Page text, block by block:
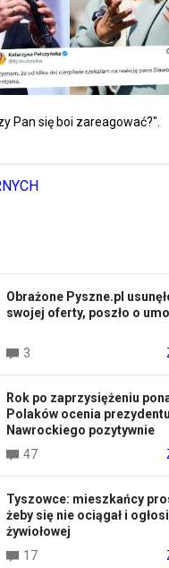
Pan się boi zareagować?".
Obrażone Pyszne.pl
swojej oferty, poszło o
3
Rok po zaprzysiężeniu
Polaków ocenia
Nawrockiego pozytywnie
47
Tyszowce: mieszkańcy
żeby się nie ociągał i
żywiołowej
17